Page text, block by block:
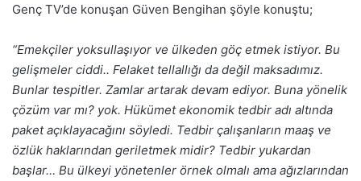
Genç TV’de konuşan Güven Bengihan şöyle konuştu;
“Emekçiler yoksullaşıyor ve ülkeden göç etmek istiyor. Bu
gelişmeler ciddi.. Felaket tellallığı da değil maksadımız.
Bunlar tespitler. Zamlar artarak devam ediyor. Buna yönelik
çözüm var mı? yok. Hükümet ekonomik tedbir adı altında
paket açıklayacağını söyledi. Tedbir çalışanların maaş ve
özlük haklarından geriletmek midir? Tedbir yukardan
başlar… Bu ülkeyi yönetenler örnek olmalı ama ağızlarından